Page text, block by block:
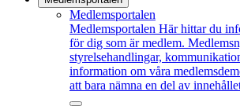
Medlemsportalen
Medlemsportalen Här hittar du
för dig som är medlem.
styrelsehandlingar,
information om våra
att bara nämna en del av